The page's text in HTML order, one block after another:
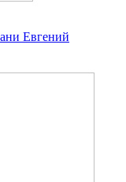
Евгений